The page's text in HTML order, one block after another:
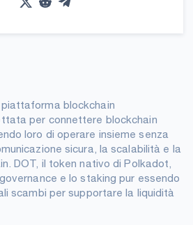
blockchain
per connettere blockchain
loro di operare insieme senza
sicura, la scalabilità e la
DOT, il token nativo di Polkadot,
e lo staking pur essendo
scambi per supportare la liquidità